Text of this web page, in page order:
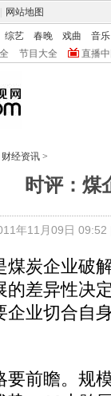
网站地图
综艺 春晚 戏曲 音乐
节目大全 直播中
财经资讯 >
时评：煤
年11月09日 09:52
炭企业破解
的差异性决
企业切合自
前瞻。规模